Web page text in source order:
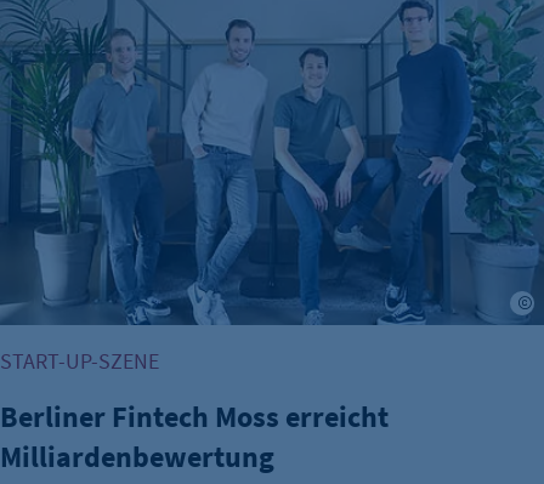
START-UP-SZENE
Berliner Fintech Moss erreicht
Milliardenbewertung